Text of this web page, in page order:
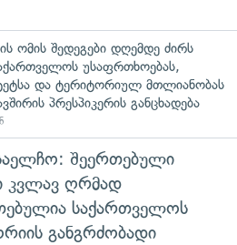
ომის შედეგები დღემდე ძირს
უსაფრთხოებას,
და ტერიტორიულ მთლიანობას
პრესპიკერის განცხადება
შეერთებული
კვლავ ღრმად
საქართველოს
განგრძობადი